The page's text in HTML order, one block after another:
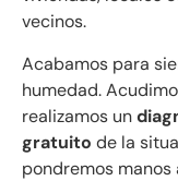
vecinos.
Acabamos para
humedad.
realizamos un
gratuito de la
pondremos manos